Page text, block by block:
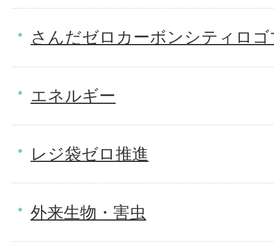
さんだゼロカーボンシティロ
エネルギー
レジ袋ゼロ推進
外来生物・害虫